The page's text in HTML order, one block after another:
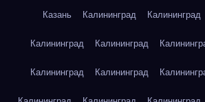
Казань Калининград Калининград
Калининград Калининград
Калининград Калининград